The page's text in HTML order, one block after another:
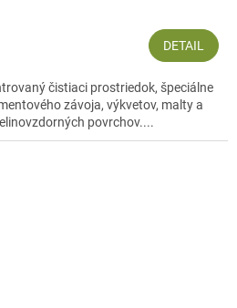
DETAIL
čistiaci prostriedok, špeciálne
závoja, výkvetov, malty a
povrchov....